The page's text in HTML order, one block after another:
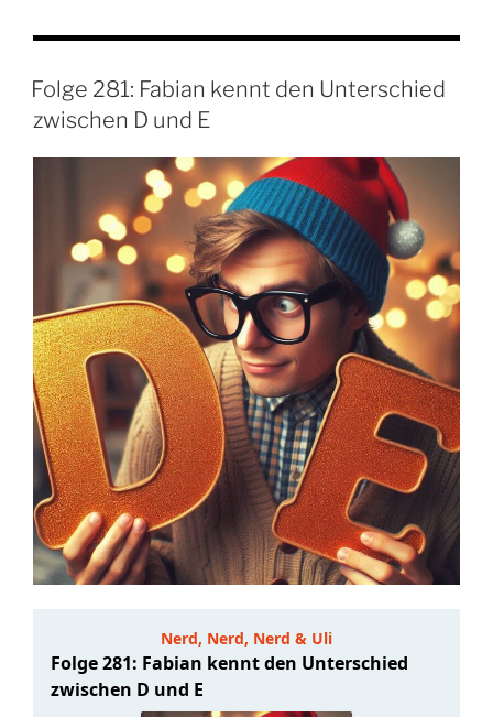
Jens
durchs
Nichtstun“
Folge 281: Fabian kennt den Unterschied
zwischen D und E